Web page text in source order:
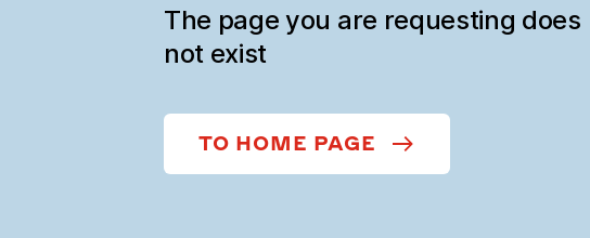
The page you are requesting does
not exist
TO HOME PAGE